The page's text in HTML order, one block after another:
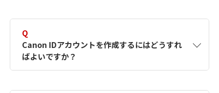
Q
Canon IDアカウントを作成するにはどうすれ
ばよいですか？